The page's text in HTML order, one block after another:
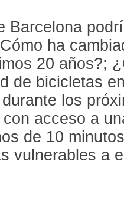
Barcelona
ha
20 años?;
de bicicletas
los
acceso a
de 10
vulnerables a